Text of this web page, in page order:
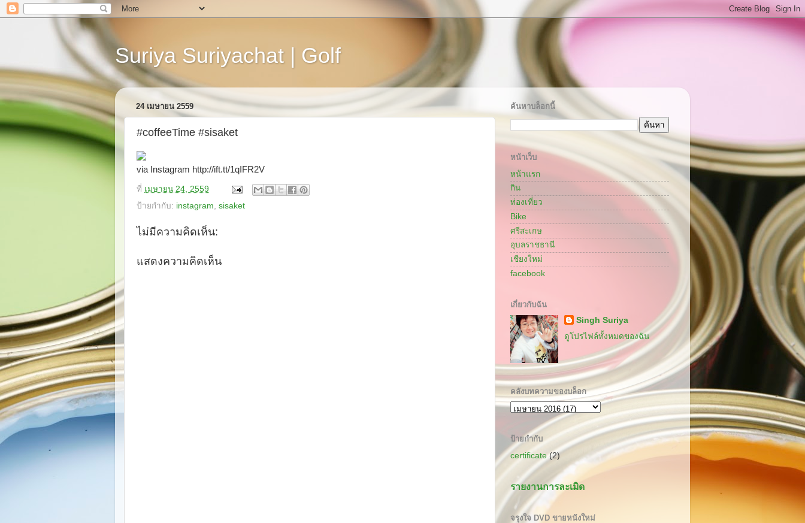
Suriya Suriyachat | Golf
24 เมษายน 2559
#coffeeTime #sisaket
via Instagram http://ift.tt/1qIFR2V
ที่ เมษายน 24, 2559
ป้ายกำกับ: instagram sisaket
ไม่มีความคิดเห็น:
แสดงความคิดเห็น
ค้นหาบล็อกนี้
หน้าเว็บ
หน้าแรก
กิน
ท่องเที่ยว
Bike
ศรีสะเกษ
อุบลราชธานี
เชียงใหม่
facebook
เกี่ยวกับฉัน
Singh Suriya
ดูโปรไฟล์ทั้งหมดของฉัน
คลังบทความของบล็อก
ป้ายกำกับ
certificate (2)
รายงานการละเมิด
จรุงใจ DVD ขายหนังใหม่